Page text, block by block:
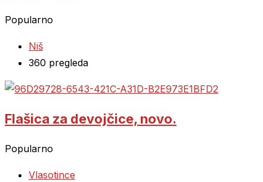
Popularno
Niš
360 pregleda
Flašica za devojčice, novo.
Popularno
Vlasotince